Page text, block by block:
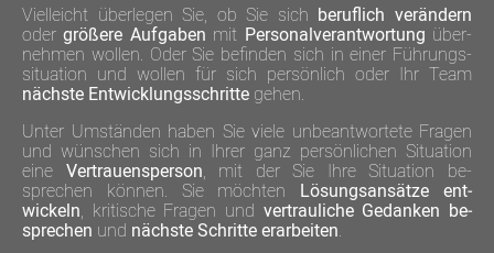
Vielleicht überlegen Sie, ob Sie sich beruflich verändern
odergrößere Aufgaben mit Personal­verant­wortung über­
nehmen wollen. Oder Sie befinden sich in einer Führungs­
situation und wollen für sich persön­lich oder Ihr Team
nächste Ent­wicklungs­schritte gehen.
Unter Um­ständen haben Sie viele unbeant­wortete Fragen
und wün­schen sich in Ihrer ganz persön­lichen Situation
eine Ver­trauens­person, mit der Sie Ihre Situation be­
sprechen können. Sie möchten Lösungs­ansätze ent­
wickeln, kritische Fragen und vertrau­liche Gedan­ken be­
sprechen und nächste Schritte erarbeiten.